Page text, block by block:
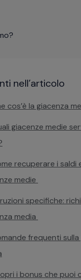
nell’articolo
cos’è la giacenza
giacenze medie
recuperare i saldi
medie
specifiche:
media
frequenti sulla
i bonus che puoi